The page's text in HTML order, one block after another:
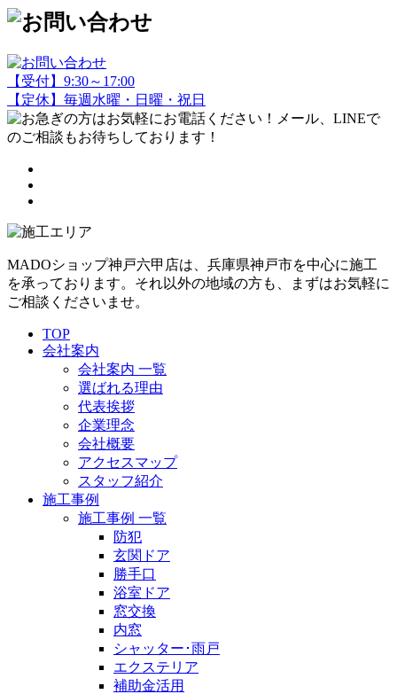
【受付】9:30～17:00
【定休】毎週水曜・日曜・祝日
MADOショップ神戸六甲店は、兵庫県神戸市を中心に施工
を承っております。それ以外の地域の方も、まずはお気軽に
ご相談くださいませ。
TOP
会社案内
会社案内 一覧
選ばれる理由
代表挨拶
企業理念
会社概要
アクセスマップ
スタッフ紹介
施工事例
施工事例 一覧
防犯
玄関ドア
勝手口
浴室ドア
窓交換
内窓
シャッター･雨戸
エクステリア
補助金活用